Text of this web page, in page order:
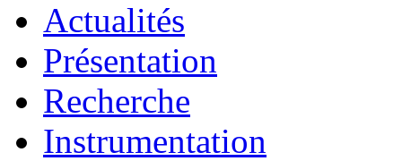
Actualités
Présentation
Recherche
Instrumentation